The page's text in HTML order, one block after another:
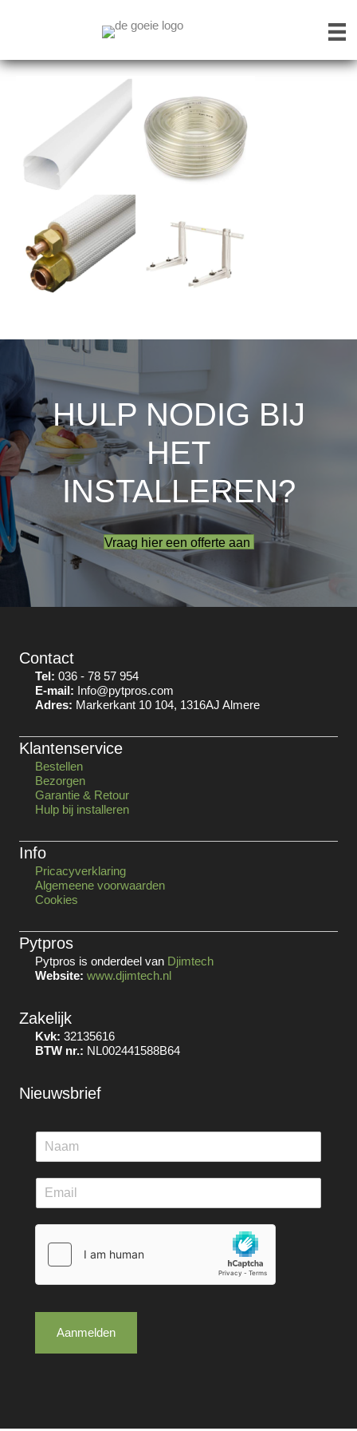
HULP NODIG BIJ
HET
INSTALLEREN?
Vraag hier een offerte aan
Contact
Tel: 036 - 78 57 954
E-mail: Info@pytpros.com
Adres: Markerkant 10 104, 1316AJ Almere
Klantenservice
Bestellen
Bezorgen
Garantie & Retour
Hulp bij installeren
Info
Pricacyverklaring
Algemeene voorwaarden
Cookies
Pytpros
Pytpros is onderdeel van Djimtech
Website: www.djimtech.nl
Zakelijk
Kvk: 32135616
BTW nr.: NL002441588B64
Nieuwsbrief
Aanmelden